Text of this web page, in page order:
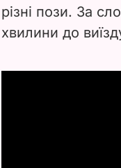
різні пози. За
хвилини до